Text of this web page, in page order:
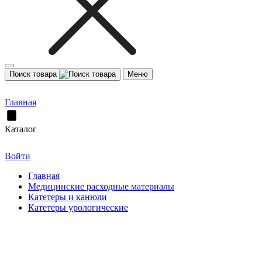
Поиск товара Меню
Главная
Каталог
Войти
Главная
Медицинские расходные материалы
Катетеры и канюли
Катетеры урологические